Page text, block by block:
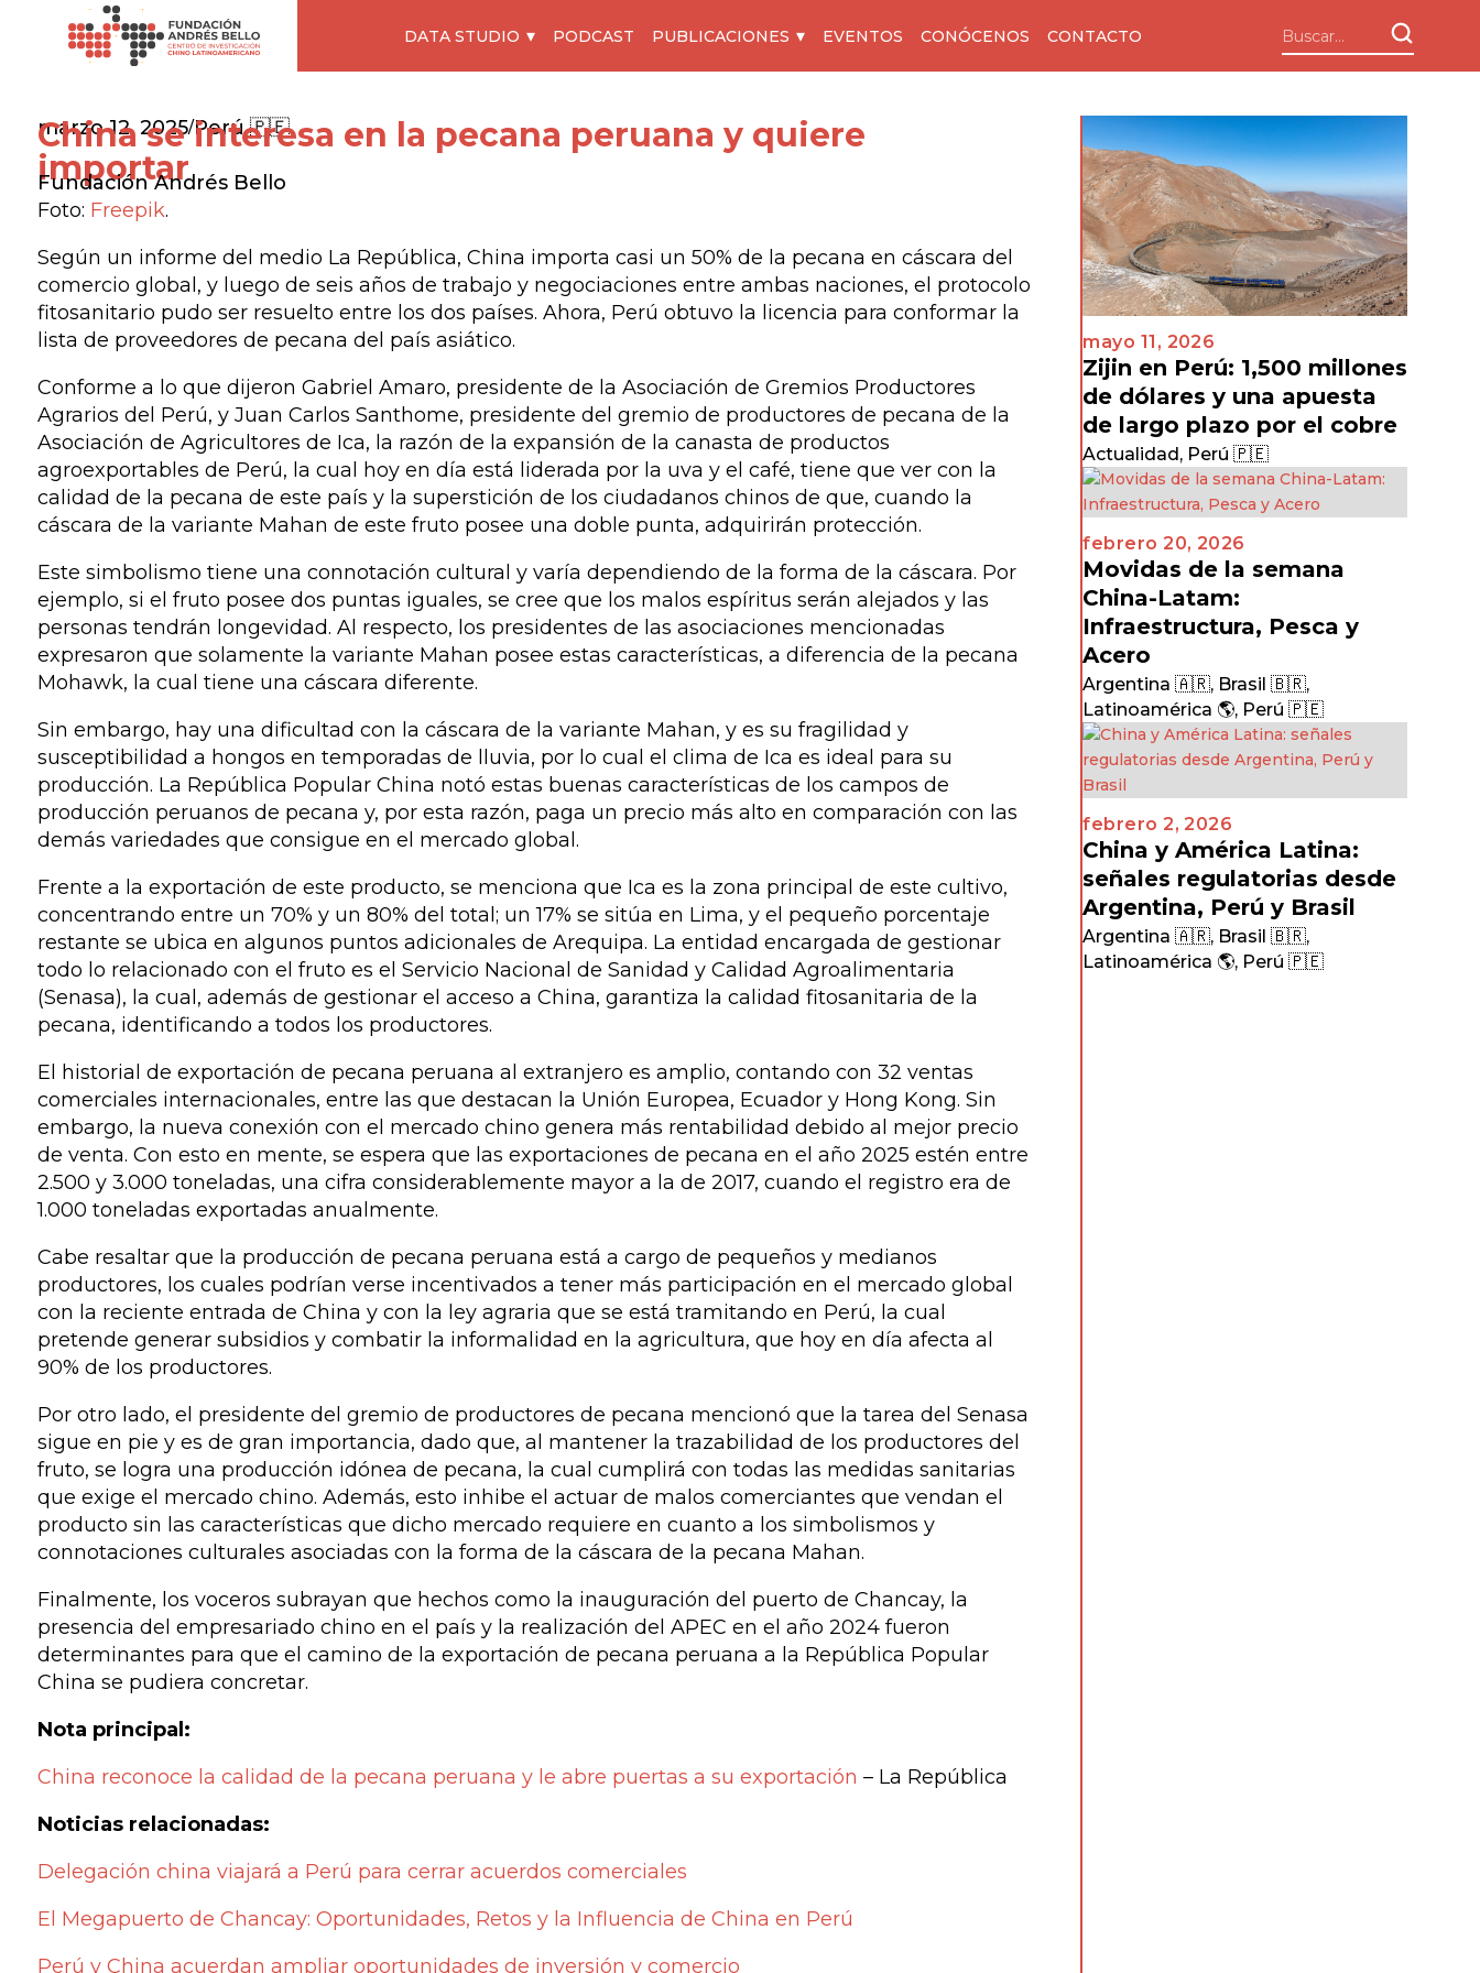
DATA STUDIO PODCAST PUBLICACIONES EVENTOS CONÓCENOS CONTACTO
marzo 12, 2025/Perú 🇵🇪
China se interesa en la pecana peruana y quiere
importar
Fundación Andrés Bello
Foto: Freepik.
Según un informe del medio La República, China importa casi un 50% de la pecana en cáscara del
comercio global, y luego de seis años de trabajo y negociaciones entre ambas naciones, el protocolo
fitosanitario pudo ser resuelto entre los dos países. Ahora, Perú obtuvo la licencia para conformar la
lista de proveedores de pecana del país asiático.
Conforme a lo que dijeron Gabriel Amaro, presidente de la Asociación de Gremios Productores
Agrarios del Perú, y Juan Carlos Santhome, presidente del gremio de productores de pecana de la
Asociación de Agricultores de Ica, la razón de la expansión de la canasta de productos
agroexportables de Perú, la cual hoy en día está liderada por la uva y el café, tiene que ver con la
calidad de la pecana de este país y la superstición de los ciudadanos chinos de que, cuando la
cáscara de la variante Mahan de este fruto posee una doble punta, adquirirán protección.
Este simbolismo tiene una connotación cultural y varía dependiendo de la forma de la cáscara. Por
ejemplo, si el fruto posee dos puntas iguales, se cree que los malos espíritus serán alejados y las
personas tendrán longevidad. Al respecto, los presidentes de las asociaciones mencionadas
expresaron que solamente la variante Mahan posee estas características, a diferencia de la pecana
Mohawk, la cual tiene una cáscara diferente.
Sin embargo, hay una dificultad con la cáscara de la variante Mahan, y es su fragilidad y
susceptibilidad a hongos en temporadas de lluvia, por lo cual el clima de Ica es ideal para su
producción. La República Popular China notó estas buenas características de los campos de
producción peruanos de pecana y, por esta razón, paga un precio más alto en comparación con las
demás variedades que consigue en el mercado global.
Frente a la exportación de este producto, se menciona que Ica es la zona principal de este cultivo,
concentrando entre un 70% y un 80% del total; un 17% se sitúa en Lima, y el pequeño porcentaje
restante se ubica en algunos puntos adicionales de Arequipa. La entidad encargada de gestionar
todo lo relacionado con el fruto es el Servicio Nacional de Sanidad y Calidad Agroalimentaria
(Senasa), la cual, además de gestionar el acceso a China, garantiza la calidad fitosanitaria de la
pecana, identificando a todos los productores.
El historial de exportación de pecana peruana al extranjero es amplio, contando con 32 ventas
comerciales internacionales, entre las que destacan la Unión Europea, Ecuador y Hong Kong. Sin
embargo, la nueva conexión con el mercado chino genera más rentabilidad debido al mejor precio
de venta. Con esto en mente, se espera que las exportaciones de pecana en el año 2025 estén entre
2.500 y 3.000 toneladas, una cifra considerablemente mayor a la de 2017, cuando el registro era de
1.000 toneladas exportadas anualmente.
Cabe resaltar que la producción de pecana peruana está a cargo de pequeños y medianos
productores, los cuales podrían verse incentivados a tener más participación en el mercado global
con la reciente entrada de China y con la ley agraria que se está tramitando en Perú, la cual
pretende generar subsidios y combatir la informalidad en la agricultura, que hoy en día afecta al
90% de los productores.
Por otro lado, el presidente del gremio de productores de pecana mencionó que la tarea del Senasa
sigue en pie y es de gran importancia, dado que, al mantener la trazabilidad de los productores del
fruto, se logra una producción idónea de pecana, la cual cumplirá con todas las medidas sanitarias
que exige el mercado chino. Además, esto inhibe el actuar de malos comerciantes que vendan el
producto sin las características que dicho mercado requiere en cuanto a los simbolismos y
connotaciones culturales asociadas con la forma de la cáscara de la pecana Mahan.
Finalmente, los voceros subrayan que hechos como la inauguración del puerto de Chancay, la
presencia del empresariado chino en el país y la realización del APEC en el año 2024 fueron
determinantes para que el camino de la exportación de pecana peruana a la República Popular
China se pudiera concretar.
Nota principal:
China reconoce la calidad de la pecana peruana y le abre puertas a su exportación – La República
Noticias relacionadas:
Delegación china viajará a Perú para cerrar acuerdos comerciales
El Megapuerto de Chancay: Oportunidades, Retos y la Influencia de China en Perú
Perú y China acuerdan ampliar oportunidades de inversión y comercio
mayo 11, 2026
Zijin en Perú: 1,500 millones
de dólares y una apuesta
de largo plazo por el cobre
Actualidad , Perú 🇵🇪
febrero 20, 2026
Movidas de la semana
China-Latam:
Infraestructura, Pesca y
Acero
Argentina 🇦🇷, Brasil 🇧🇷,
Latinoamérica 🌎, Perú 🇵🇪
febrero 2, 2026
China y América Latina:
señales regulatorias desde
Argentina, Perú y Brasil
Argentina 🇦🇷, Brasil 🇧🇷,
Latinoamérica 🌎, Perú 🇵🇪